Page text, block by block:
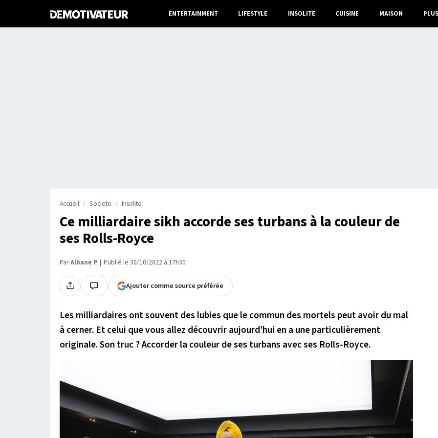
ENTERTAINMENT LIFESTYLE INSOLITE CUISINE MAISON PLUS
Accueil Societe Insolite
Ce milliardaire sikh accorde ses turbans à la couleur de
ses Rolls-Royce
ParAlbane P Publié le 30/10/2022 à 17h30
Ajouter comme source préférée
Les milliardaires ont souvent des lubies que le commun des mortels peut avoir du mal
à cerner. Et celui que vous allez découvrir aujourd’hui en a une particulièrement
originale. Son truc ? Accorder la couleur de ses turbans avec ses Rolls-Royce.